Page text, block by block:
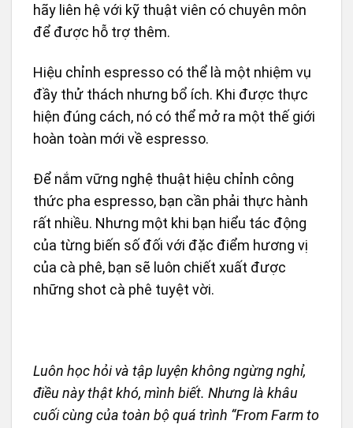
hãy liên hệ với kỹ thuật viên có chuyên môn
để được hỗ trợ thêm.
Hiệu chỉnh espresso có thể là một nhiệm vụ
đầy thử thách nhưng bổ ích. Khi được thực
hiện đúng cách, nó có thể mở ra một thế giới
hoàn toàn mới về espresso.
Để nắm vững nghệ thuật hiệu chỉnh công
thức pha espresso, bạn cần phải thực hành
rất nhiều. Nhưng một khi bạn hiểu tác động
của từng biến số đối với đặc điểm hương vị
của cà phê, bạn sẽ luôn chiết xuất được
những shot cà phê tuyệt vời.
Luôn học hỏi và tập luyện không ngừng nghỉ,
điều này thật khó, mình biết. Nhưng là khâu
cuối cùng của toàn bộ quá trình “From Farm to